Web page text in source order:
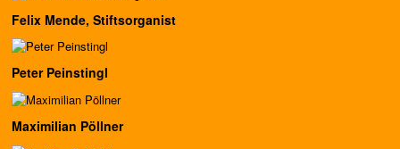
Felix Mende, Stiftsorganist
Peter Peinstingl
Maximilian Pöllner